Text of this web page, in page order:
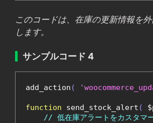
このコードは、在庫の更新情報を
します。
サンプルコード 4
add_action (
function send_stock_alert (
// 低在庫アラートをカスタマ